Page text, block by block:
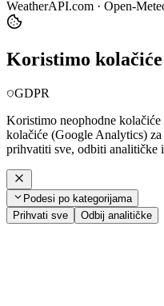
WeatherAPI.com · Open-
Koristimo kolačiće
GDPR
Koristimo neophodne
kolačiće (Google Analytics)
prihvatiti sve, odbiti analitičke
Podesi po kategorijama
Prihvati sve
Odbij analitičke